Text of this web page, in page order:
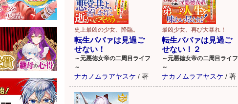
史上最凶の少女、降臨。
転生ババァは見過ご
せない！
～元悪徳女帝の二周目ライフ
～
ナカノムラアヤスケ / 著
最凶少女、再び大暴れ！
転生ババァは見過ご
せない！２
～元悪徳女帝の二周目ライフ
～
ナカノムラアヤスケ / 著